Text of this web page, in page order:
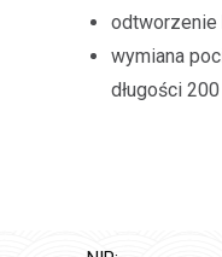
odtworzenie
wymiana
długości